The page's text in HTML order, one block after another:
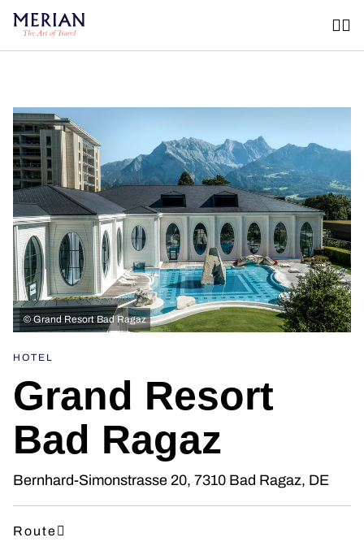
© Grand Resort Bad Ragaz
HOTEL
Grand Resort
Bad Ragaz
Bernhard-Simonstrasse 20, 7310 Bad Ragaz, DE
Route